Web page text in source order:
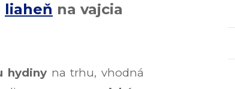
liaheň na vajcia
hydinyna trhu, vhodná